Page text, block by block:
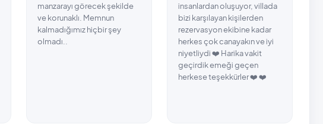
manzarayı görecek şekilde
ve korunaklı. Memnun
kalmadığımız hiçbir şey
olmadı..
insanlardan oluşuyor, villada
bizi karşılayan kişilerden
rezervasyon ekibine kadar
herkes çok canayakın ve iyi
niyetliydi ❤️ Harika vakit
geçirdik emeği geçen
herkese teşekkürler ❤️ ❤️